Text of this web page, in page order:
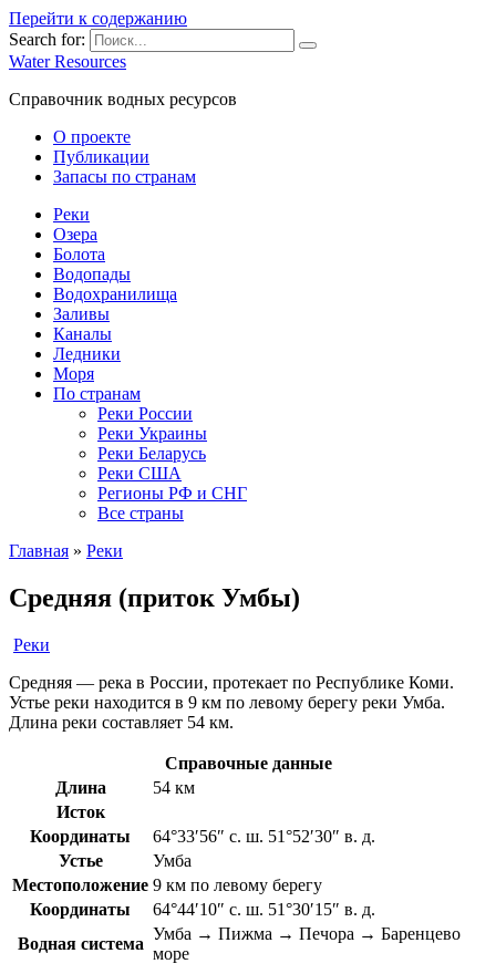
Перейти к содержанию
Search for:
Water Resources
Справочник водных ресурсов
О проекте
Публикации
Запасы по странам
Реки
Озера
Болота
Водопады
Водохранилища
Заливы
Каналы
Ледники
Моря
По странам
Реки России
Реки Украины
Реки Беларусь
Реки США
Регионы РФ и СНГ
Все страны
Главная » Реки
Средняя (приток Умбы)
Реки
Средняя — река в России, протекает по Республике Коми.
Устье реки находится в 9 км по левому берегу реки Умба.
Длина реки составляет 54 км.
Справочные данные
Длина
54 км
Исток
Координаты
64°33′56″ с. ш. 51°52′30″ в. д.
Устье
Умба
Местоположение 9 км по левому берегу
Координаты
64°44′10″ с. ш. 51°30′15″ в. д.
Водная система
Умба → Пижма → Печора → Баренцево
море